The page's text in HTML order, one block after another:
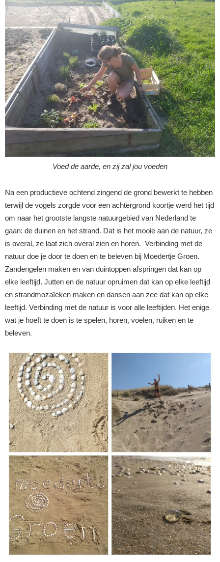
Voed de aarde, en zij zal jou voeden
Na een productieve ochtend zingend de grond bewerkt te hebben
terwijl de vogels zorgde voor een achtergrond koortje werd het tijd
om naar het grootste langste natuurgebied van Nederland te
gaan: de duinen en het strand. Dat is het mooie aan de natuur, ze
is overal, ze laat zich overal zien en horen. Verbinding met de
natuur doe je door te doen en te beleven bij Moedertje Groen.
Zandengelen maken en van duintoppen afspringen dat kan op
elke leeftijd. Jutten en de natuur opruimen dat kan op elke leeftijd
en strandmozaïeken maken en dansen aan zee dat kan op elke
leeftijd. Verbinding met de natuur is voor alle leeftijden. Het enige
wat je hoeft te doen is te spelen, horen, voelen, ruiken en te
beleven.